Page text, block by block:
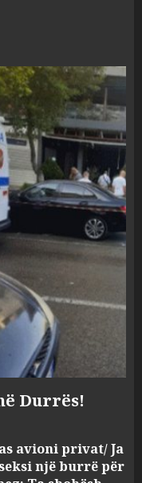
Durrës!
avioni privat/ Ja
një burrë për
sociale ndaj
me origjinë